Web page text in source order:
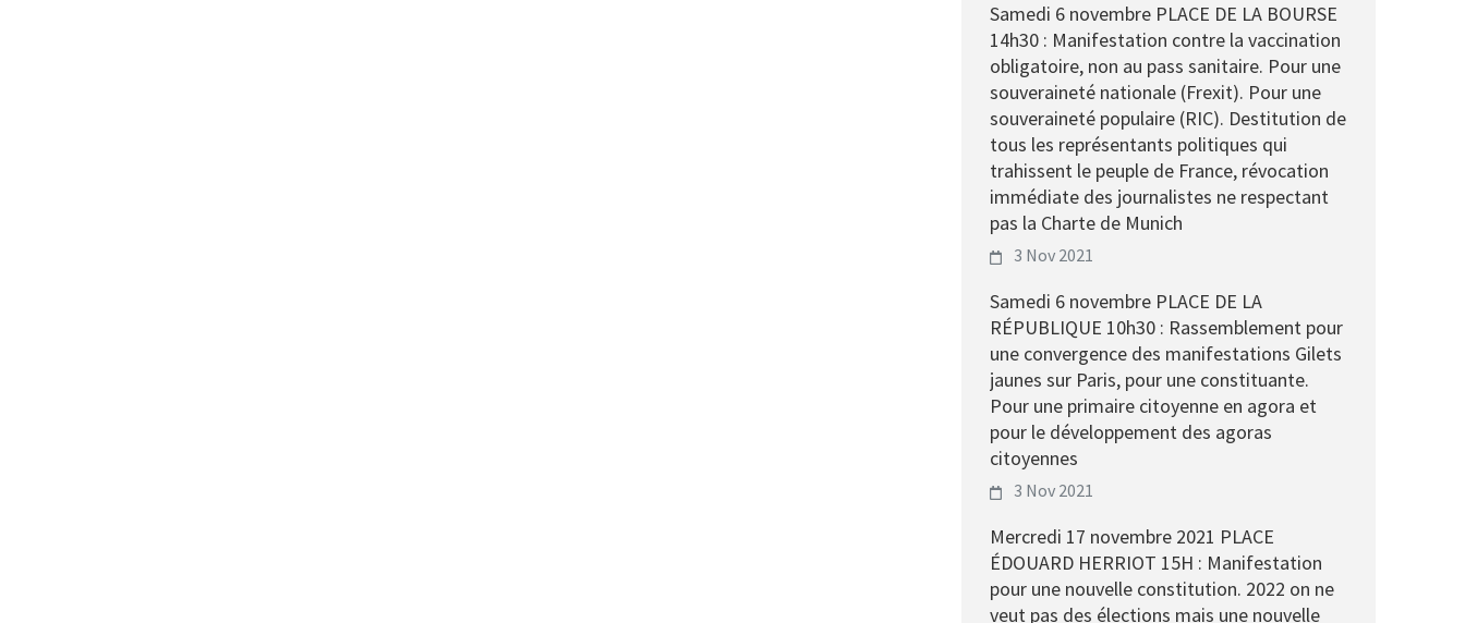
Samedi 6 novembre PLACE DE LA BOURSE
14h30 : Manifestation contre la vaccination
obligatoire, non au pass sanitaire. Pour une
souveraineté nationale (Frexit). Pour une
souveraineté populaire (RIC). Destitution de
tous les représentants politiques qui
trahissent le peuple de France, révocation
immédiate des journalistes ne respectant
pas la Charte de Munich
3 Nov 2021
Samedi 6 novembre PLACE DE LA
RÉPUBLIQUE 10h30 : Rassemblement pour
une convergence des manifestations Gilets
jaunes sur Paris, pour une constituante.
Pour une primaire citoyenne en agora et
pour le développement des agoras
citoyennes
3 Nov 2021
Mercredi 17 novembre 2021 PLACE
ÉDOUARD HERRIOT 15H : Manifestation
pour une nouvelle constitution. 2022 on ne
veut pas des élections mais une nouvelle